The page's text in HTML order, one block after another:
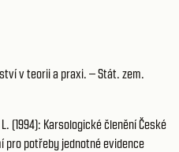
v teorii a praxi. – Stát. zem.
L. (1994): Karsologické členění České
pro potřeby jednotné evidence